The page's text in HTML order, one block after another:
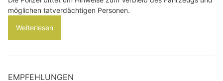
möglichen tatverdächtigen Personen.
Weiterlesen
EMPFEHLUNGEN